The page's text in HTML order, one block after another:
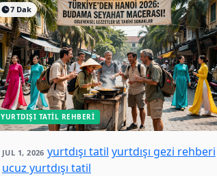
7 Dak
YURTDIŞI TATIL REHBERI
JUL 1, 2026 yurtdışı tatil yurtdışı gezi rehberi
ucuz yurtdışı tatil